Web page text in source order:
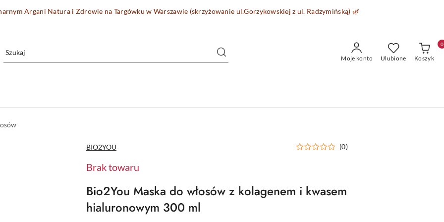
Argani Natura i Zdrowie na Targówku w Warszawie (skrzyżowanie ul.Gorzykowskiej z ul. Radzymińską) 🌿
Moje konto Ulubione Koszyk
0
NAZWA
PRODUCENTA:
BIO2YOU (0)
Brak towaru
Bio2You Maska do włosów z kolagenem i kwasem
hialuronowym 300 ml